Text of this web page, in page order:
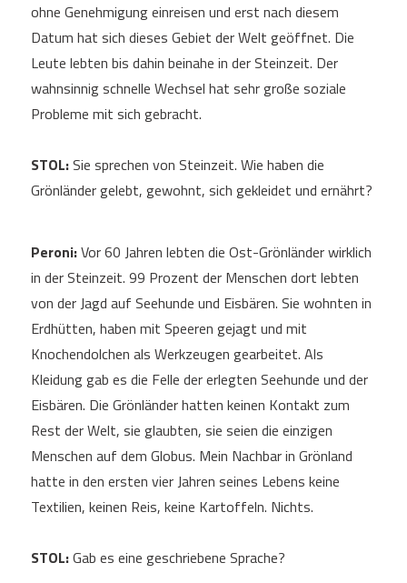
ohne Genehmigung einreisen und erst nach diesem
Datum hat sich dieses Gebiet der Welt geöffnet. Die
Leute lebten bis dahin beinahe in der Steinzeit. Der
wahnsinnig schnelle Wechsel hat sehr große soziale
Probleme mit sich gebracht.
STOL:Sie sprechen von Steinzeit. Wie haben die
Grönländer gelebt, gewohnt, sich gekleidet und ernährt?
Peroni:Vor 60 Jahren lebten die Ost-Grönländer wirklich
in der Steinzeit. 99 Prozent der Menschen dort lebten
von der Jagd auf Seehunde und Eisbären. Sie wohnten in
Erdhütten, haben mit Speeren gejagt und mit
Knochendolchen als Werkzeugen gearbeitet. Als
Kleidung gab es die Felle der erlegten Seehunde und der
Eisbären. Die Grönländer hatten keinen Kontakt zum
Rest der Welt, sie glaubten, sie seien die einzigen
Menschen auf dem Globus. Mein Nachbar in Grönland
hatte in den ersten vier Jahren seines Lebens keine
Textilien, keinen Reis, keine Kartoffeln. Nichts.
STOL:Gab es eine geschriebene Sprache?